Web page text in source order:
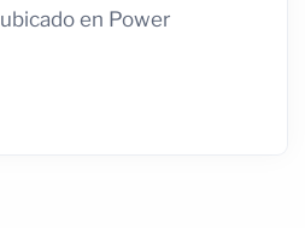
ubicado en Power